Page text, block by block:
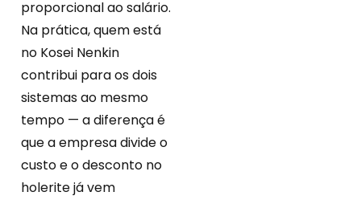
proporcional ao salário.
Na prática, quem está
no Kosei Nenkin
contribui para os dois
sistemas ao mesmo
tempo — a diferença é
que a empresa divide o
custo e o desconto no
holerite já vem